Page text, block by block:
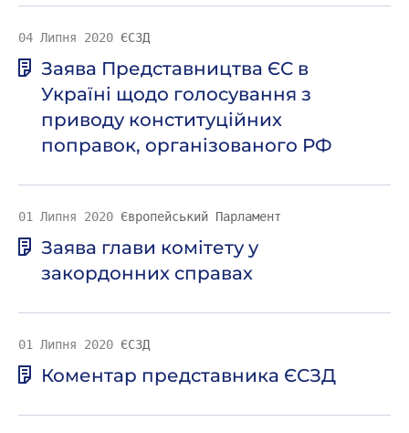
04 Липня 2020 ЄСЗД
Заява Представництва ЄС в
Україні щодо голосування з
приводу конституційних
поправок, організованого РФ
01 Липня 2020 Європейський Парламент
Заява глави комітету у
закордонних справах
01 Липня 2020 ЄСЗД
Коментар представника ЄСЗД